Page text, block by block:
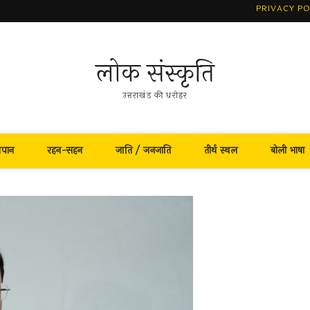
PRIVACY
लोक संस्कृति
उत्तराखंड की धरोहर
रहन-सहन जाति / जनजाति तीर्थ स्थल बोली भाषा